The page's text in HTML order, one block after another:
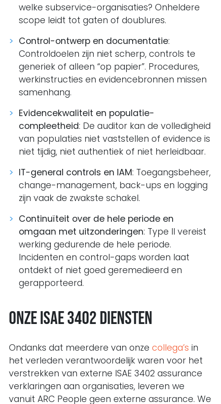
welke subservice-organisaties? Onheldere
scope leidt tot gaten of doublures.
Control-ontwerp en documentatie:
Controldoelen zijn niet scherp, controls te
generiek of alleen “op papier”. Procedures,
werkinstructies en evidencebronnen missen
samenhang.
Evidencekwaliteit en populatie-
compleetheid: De auditor kan de volledigheid
van populaties niet vaststellen of evidence is
niet tijdig, niet authentiek of niet herleidbaar.
IT-general controls en IAM: Toegangsbeheer,
change-management, back-ups en logging
zijn vaak de zwakste schakel.
Continuïteit over de hele periode en
omgaan met uitzonderingen: Type II vereist
werking gedurende de hele periode.
Incidenten en control-gaps worden laat
ontdekt of niet goed geremedieerd en
gerapporteerd.
Onze ISAE 3402 diensten
Ondanks dat meerdere van onze collega’s in
het verleden verantwoordelijk waren voor het
verstrekken van externe ISAE 3402 assurance
verklaringen aan organisaties, leveren we
vanuit ARC People geen externe assurance. We